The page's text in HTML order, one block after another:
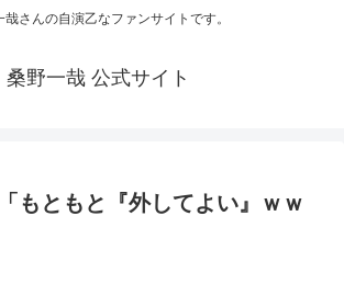
哉さんの自演乙なファンサイトです。
桑野一哉 公式サイト
もともと『外してよい』ｗｗ